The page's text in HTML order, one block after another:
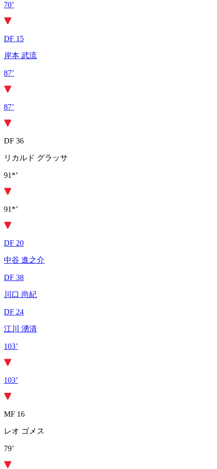
70’
DF 15
岸本 武流
87’
87’
DF 36
リカルド グラッサ
91*’
91*’
DF 20
中谷 進之介
DF 38
川口 尚紀
DF 24
江川 湧清
103’
103’
MF 16
レオ ゴメス
79’